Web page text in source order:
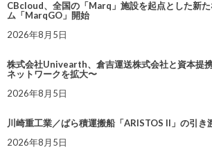
CBcloud、全国の「Marq」施設を起点とした新
ム「MarqGO」開始
2026年8月5日
株式会社Univearth、倉吉運送株式会社と資本提
ネットワークを拡大〜
2026年8月5日
川崎重工業／ばら積運搬船「ARISTOS II」の引き
2026年8月5日